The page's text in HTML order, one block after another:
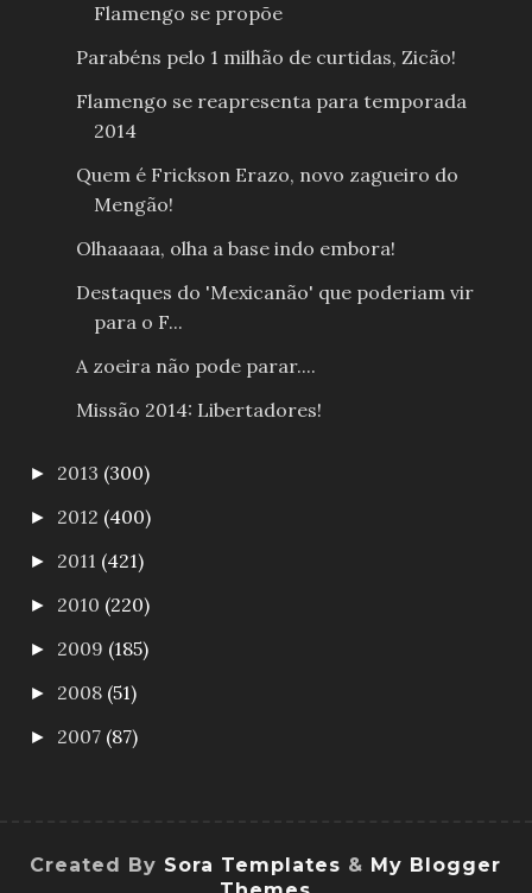
Flamengo se propõe
Parabéns pelo 1 milhão de curtidas, Zicão!
Flamengo se reapresenta para temporada
2014
Quem é Frickson Erazo, novo zagueiro do
Mengão!
Olhaaaaa, olha a base indo embora!
Destaques do 'Mexicanão' que poderiam vir
para o F...
A zoeira não pode parar....
Missão 2014: Libertadores!
► 2013 (300)
► 2012 (400)
► 2011 (421)
► 2010 (220)
► 2009 (185)
► 2008 (51)
► 2007 (87)
Created By Sora Templates & My Blogger